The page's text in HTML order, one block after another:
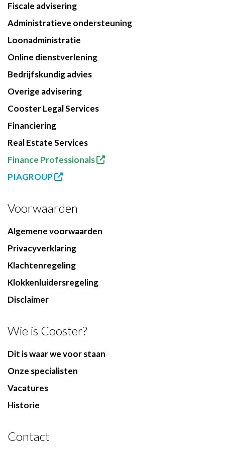
Fiscale advisering
Administratieve ondersteuning
Loonadministratie
Online dienstverlening
Bedrijfskundig advies
Overige advisering
Cooster Legal Services
Financiering
Real Estate Services
Finance Professionals
PIAGROUP
Voorwaarden
Algemene voorwaarden
Privacyverklaring
Klachtenregeling
Klokkenluidersregeling
Disclaimer
Wie is Cooster?
Dit is waar we voor staan
Onze specialisten
Vacatures
Historie
Contact